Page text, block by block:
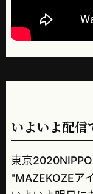
いよいよ配信
東京
"MAZEKOZEア